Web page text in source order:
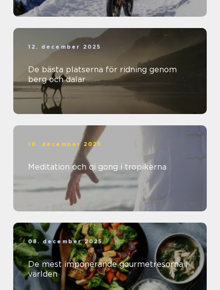
12. december 2025
De bästa platserna för ridning genom
berg och dalar
10. december 2025
Meditation och qi gong i tropikerna
08. december 2025
De mest imponerande gourmetresorna i
världen